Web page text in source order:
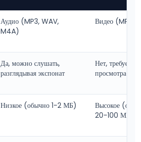
Аудио (MP3, WAV,
M4A)
Видео (MP4,
Да, можно слушать,
разглядывая экспонат
Нет, требует
просмотра
Низкое (обычно 1-2 МБ)
Высокое
20-100 МБ и